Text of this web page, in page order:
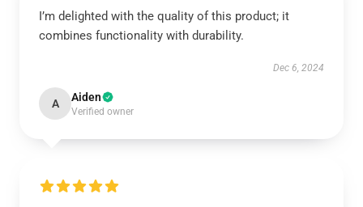
I’m delighted with the quality of this product; it
combines functionality with durability.
Dec 6, 2024
A Aiden
Verified owner